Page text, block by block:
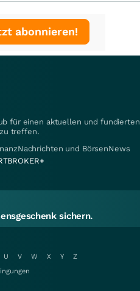
abonnieren!
für einen aktuellen und fundierten
treffen.
und BörsenNews
sichern.
U V W X Y
Z